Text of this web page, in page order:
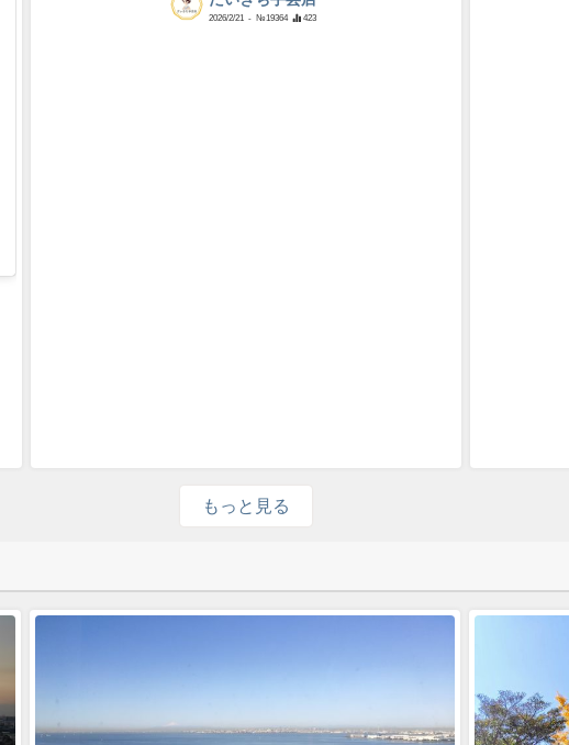
2026/2/21 - №19364 423
もっと見る